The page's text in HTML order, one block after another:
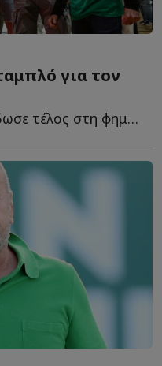
για τον
Η επίσημη επιβεβαίωση έδωσε τέλος στη φημολογία και ο...